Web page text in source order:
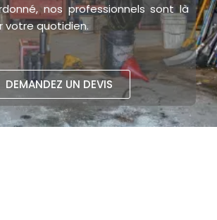
nos professionnels sont là
votre quotidien.
DEMANDEZ UN DEVIS